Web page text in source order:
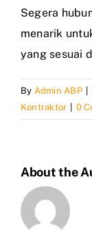
Segera
menarik
yang sesuai
By Admin ABP
Kontraktor
0
About the